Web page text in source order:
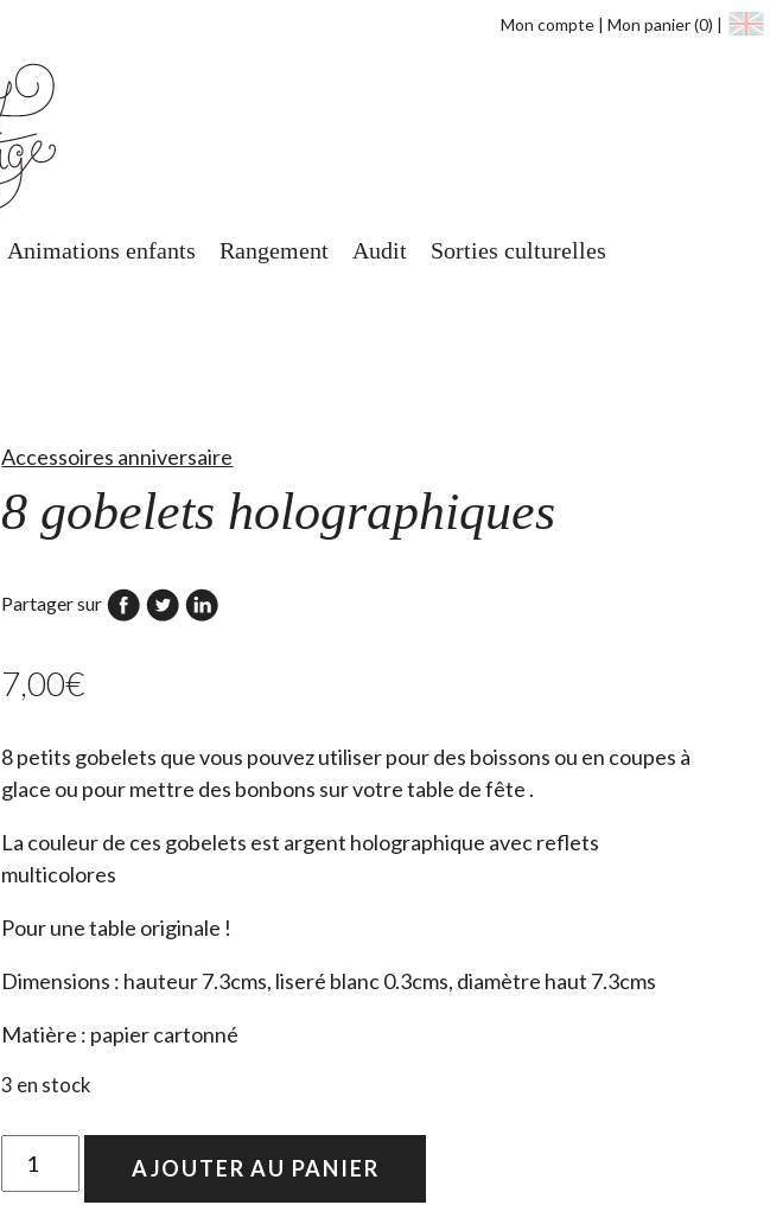
Mon compte Mon panier(0)
Animations enfants Rangement Audit Sorties culturelles
Accessoires anniversaire
8 gobelets holographiques
Partager sur
7,00€
8 petits gobelets que vous pouvez utiliser pour des boissons ou en coupes à
glace ou pour mettre des bonbons sur votre table de fête .
La couleur de ces gobelets est argent holographique avec reflets
multicolores
Pour une table originale !
Dimensions : hauteur 7.3cms, liseré blanc 0.3cms, diamètre haut 7.3cms
Matière : papier cartonné
3 en stock
AJOUTER AU PANIER